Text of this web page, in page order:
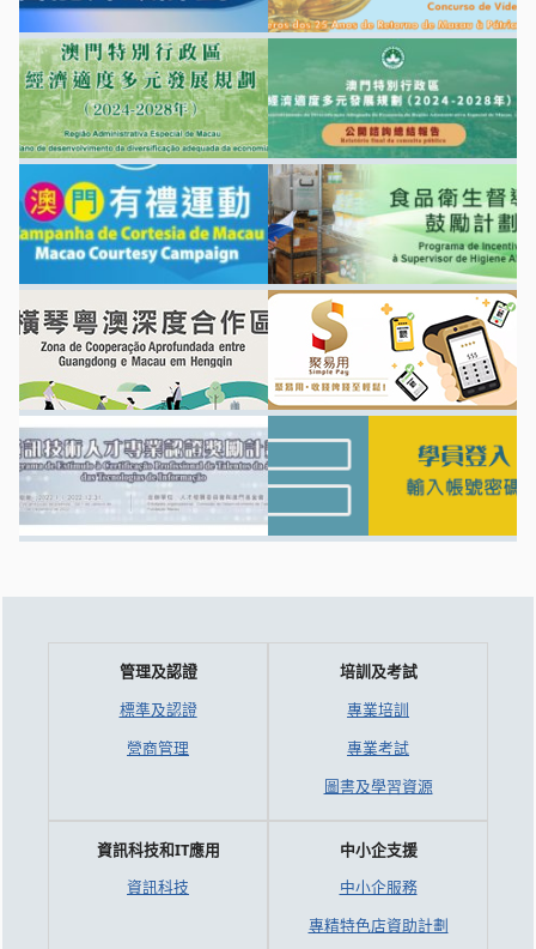
管理及認證
標準及認證
營商管理
培訓及考試
專業培訓
專業考試
圖書及學習資源
資訊科技和IT應用
資訊科技
中小企支援
中小企服務
專精特色店資助計劃